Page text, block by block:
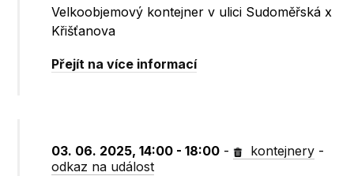
Velkoobjemový kontejner v ulici Sudoměřská x
Křišťanova
Přejít na více informací
03. 06. 2025, 14:00 - 18:00 - kontejnery -
odkaz na událost